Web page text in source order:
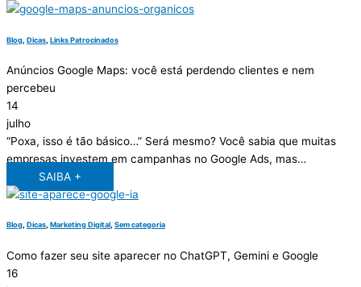
Blog Dicas Links Patrocinados
Anúncios Google Maps: você está perdendo clientes e nem
percebeu
14
julho
“Poxa, isso é tão básico…” Será mesmo? Você sabia que muitas
empresas investem em campanhas no Google Ads, mas…
SAIBA +
Blog, Dicas, Marketing Digital, Sem categoria
Como fazer seu site aparecer no ChatGPT, Gemini e Google
16